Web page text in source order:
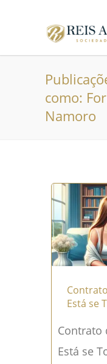
como:
Namoro
Está se
Contrato
Está se